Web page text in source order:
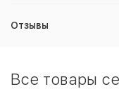
Отзывы
Все товары